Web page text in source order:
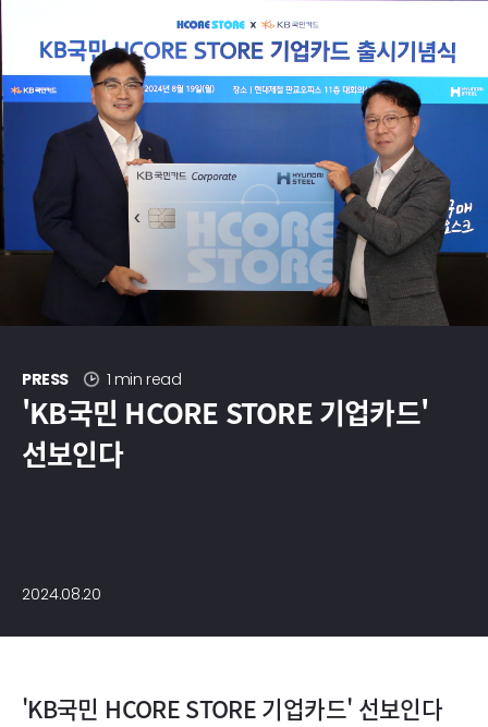
현대제철 미디어룸 - 모먼트
PRESS 1 min read
'KB국민 HCORE STORE 기업카드'
선보인다
2024.08.20
'KB국민 HCORE STORE 기업카드' 선보인다